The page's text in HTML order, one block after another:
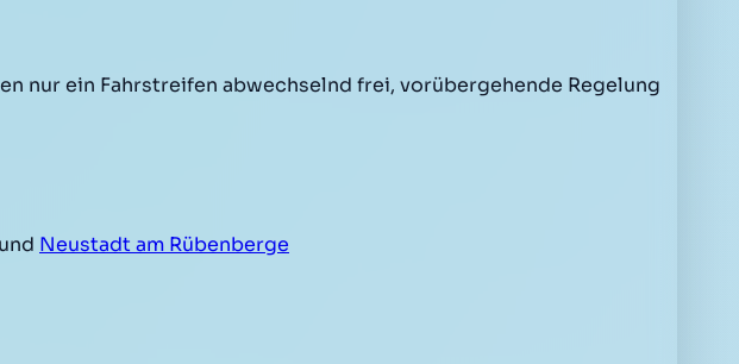
nur ein Fahrstreifen abwechselnd frei, vorübergehende Regelung
Neustadt am Rübenberge